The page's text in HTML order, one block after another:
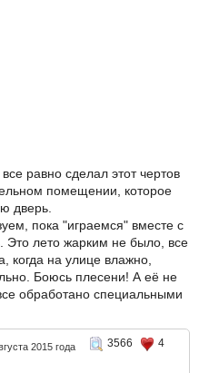
равно сделал этот чертов
помещении, которое
дверь.
пока "играемся" вместе с
Это лето жарким не было, все
когда на улице влажно,
Боюсь плесени! А её не
обработано специальными
2015 года 3566
4